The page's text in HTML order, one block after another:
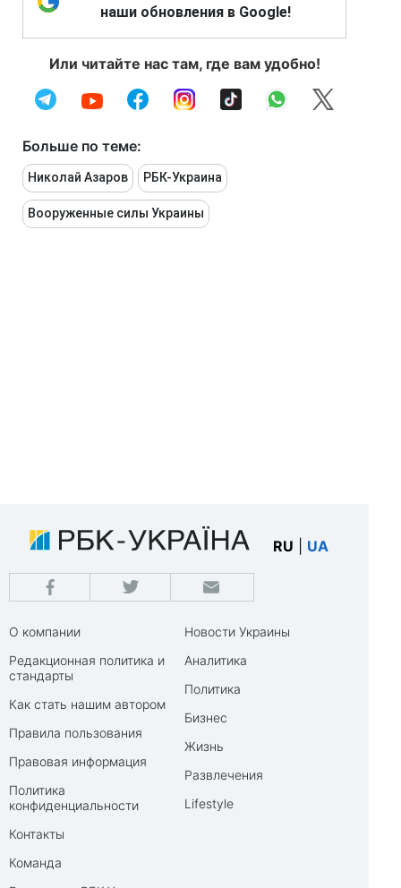
наши обновления в Google!
Или читайте нас там, где вам удобно!
Больше по теме:
Николай Азаров РБК-Украина
Вооруженные силы Украины
RU UA
О компании
Редакционная политика и
стандарты
Как стать нашим автором
Правила пользования
Правовая информация
Политика
конфиденциальности
Контакты
Команда
Новости Украины
Аналитика
Политика
Бизнес
Жизнь
Развлечения
Lifestyle